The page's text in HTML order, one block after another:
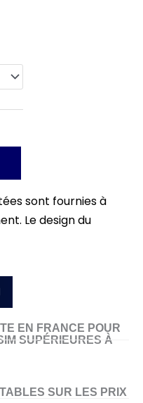
sont fournies à
Le design du
EN FRANCE POUR
SUPÉRIEURES À
SUR LES PRIX